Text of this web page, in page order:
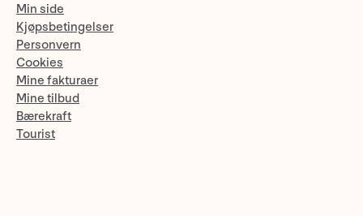
Min side
Kjøpsbetingelser
Personvern
Cookies
Mine fakturaer
Mine tilbud
Bærekraft
Tourist